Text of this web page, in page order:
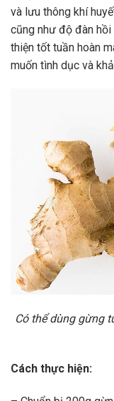
và lưu thông khí
cũng như độ đàn
thiện tốt tuần hoàn
muốn tình dục và
Có thể dùng gừng
Cách thực hiện: